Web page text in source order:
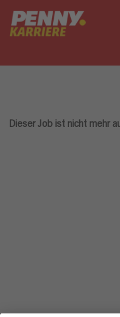
Dieser Job ist nicht mehr